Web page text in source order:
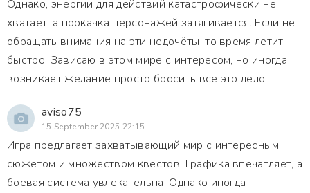
Однако, энергии для действий катастрофически не
хватает, а прокачка персонажей затягивается. Если не
обращать внимания на эти недочёты, то время летит
быстро. Зависаю в этом мире с интересом, но иногда
возникает желание просто бросить всё это дело.
aviso75
15 September 2025 22:15
Игра предлагает захватывающий мир с интересным
сюжетом и множеством квестов. Графика впечатляет, а
боевая система увлекательна. Однако иногда